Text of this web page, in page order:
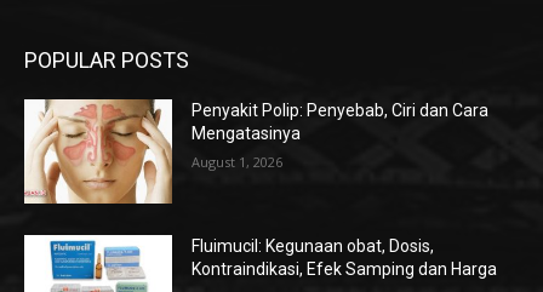
POPULAR POSTS
Penyakit Polip: Penyebab, Ciri dan Cara
Mengatasinya
August 1, 2026
Fluimucil: Kegunaan obat, Dosis,
Kontraindikasi, Efek Samping dan Harga